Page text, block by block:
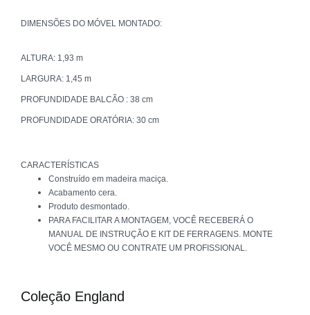
DIMENSÕES DO MÓVEL MONTADO:
ALTURA: 1,93 m
LARGURA: 1,45 m
PROFUNDIDADE BALCÃO : 38 cm
PROFUNDIDADE ORATÓRIA: 30 cm
CARACTERÍSTICAS
Construído em madeira maciça.
Acabamento cera.
Produto desmontado.
PARA FACILITAR A MONTAGEM, VOCÊ RECEBERÁ O
MANUAL DE INSTRUÇÃO E KIT DE FERRAGENS. MONTE
VOCÊ MESMO OU CONTRATE UM PROFISSIONAL.
Coleção England